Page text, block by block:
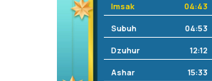
Imsak 04:43
Subuh 04:53
Dzuhur 12:12
Ashar 15:33